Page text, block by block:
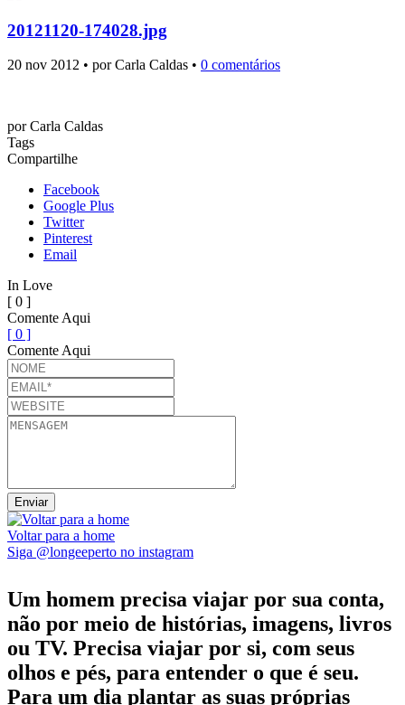
20121120-174028.jpg
20 nov 2012 • por Carla Caldas • 0 comentários
porCarla Caldas
Tags
Compartilhe
Facebook
Google Plus
Twitter
Pinterest
Email
In Love
[ 0 ]
Comente Aqui
[ 0 ]
Comente Aqui
Voltar para a home
Siga @longeeperto no instagram
Um homem precisa viajar por sua conta,
não por meio de histórias, imagens, livros
ou TV. Precisa viajar por si, com seus
olhos e pés, para entender o que é seu.
Para um dia plantar as suas próprias